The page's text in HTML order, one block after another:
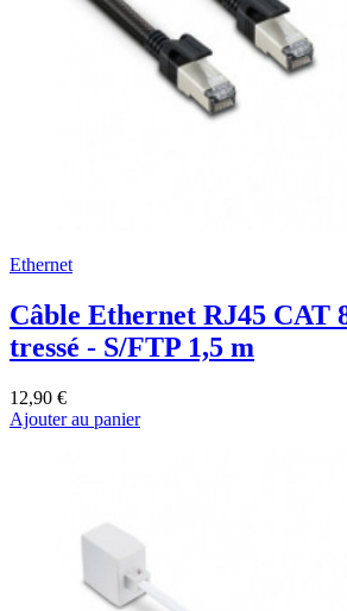
Ethernet
Câble Ethernet RJ45 CAT
tressé - S/FTP 1,5 m
12,90 €
Ajouter au panier